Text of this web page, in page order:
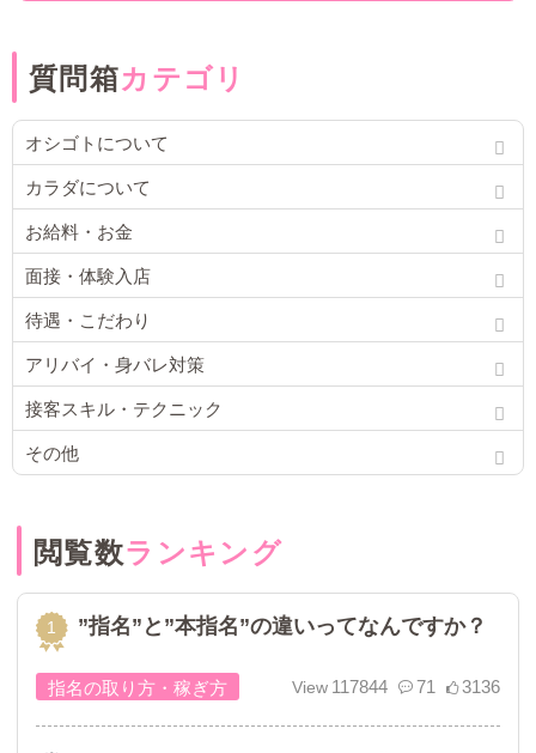
質問箱カテゴリ
オシゴトについて
カラダについて
お給料・お金
面接・体験入店
待遇・こだわり
アリバイ・身バレ対策
接客スキル・テクニック
その他
閲覧数ランキング
”指名”と”本指名”の違いってなんですか？
指名の取り方・稼ぎ方 117844 71 3136